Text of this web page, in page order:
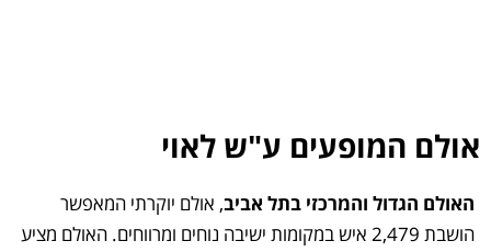
אולם המופעים ע"ש לאוי
האולם הגדול והמרכזי בתל אביב, אולם יוקרתי המאפשר
הושבת 2,479 איש במקומות ישיבה נוחים ומרווחים. האולם מציע